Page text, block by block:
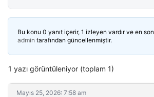
Bu konu 0 yanıt içerir, 1 izleyen vardır ve en son
admin tarafından güncellenmiştir.
1 yazı görüntüleniyor (toplam 1)
Mayıs 25, 2026: 7:58 am